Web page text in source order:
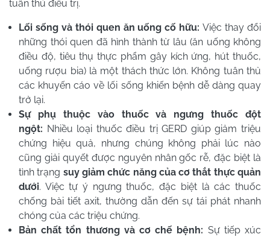
tuân thủ điều trị.
Lối sống và thói quen ăn uống cố hữu: Việc thay đổi
những thói quen đã hình thành từ lâu (ăn uống không
điều độ, tiêu thụ thực phẩm gây kích ứng, hút thuốc,
uống rượu bia) là một thách thức lớn. Không tuân thủ
các khuyến cáo về lối sống khiến bệnh dễ dàng quay
trở lại.
Sự phụ thuộc vào thuốc và ngưng thuốc đột
ngột: Nhiều loại thuốc điều trị GERD giúp giảm triệu
chứng hiệu quả, nhưng chúng không phải lúc nào
cũng giải quyết được nguyên nhân gốc rễ, đặc biệt là
tình trạng suy giảm chức năng của cơ thắt thực quản
dưới. Việc tự ý ngưng thuốc, đặc biệt là các thuốc
chống bài tiết axit, thường dẫn đến sự tái phát nhanh
chóng của các triệu chứng.
Bản chất tổn thương và cơ chế bệnh: Sự tiếp xúc